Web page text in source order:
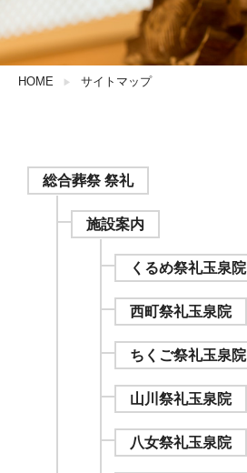
HOME サイトマップ
総合葬祭 祭礼
施設案内
くるめ祭礼玉泉院
西町祭礼玉泉院
ちくご祭礼玉泉院
山川祭礼玉泉院
八女祭礼玉泉院